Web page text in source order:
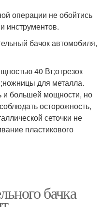
операции не обойтись
инструментов.
бачок автомобиля,
40 Вт;отрезок
для металла.
и большей мощности, но
осторожность,
сеточки не
пластикового
бачка